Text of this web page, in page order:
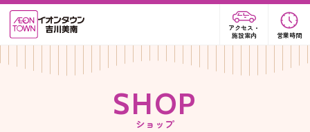
アクセス・
施設案内
営業時間
SHOP
ショップ